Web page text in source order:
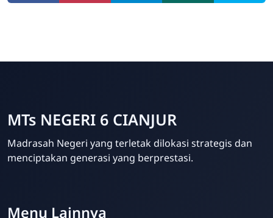
MTs NEGERI 6 CIANJUR
Madrasah Negeri yang terletak dilokasi strategis dan
menciptakan generasi yang berprestasi.
Menu Lainnya